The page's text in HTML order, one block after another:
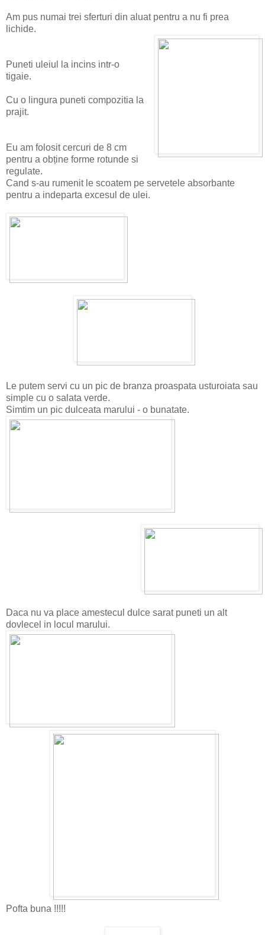
Am pus numai trei sferturi din aluat pentru a nu fi prea
lichide.
Puneti uleiul la incins intr-o
tigaie.
Cu o lingura puneti compozitia la
prajit.
Eu am folosit cercuri de 8 cm
pentru a obține forme rotunde si
regulate.
Cand s-au rumenit le scoatem pe servetele absorbante
pentru a indeparta excesul de ulei.
Le putem servi cu un pic de branza proaspata usturoiata sau
simple cu o salata verde.
Simtim un pic dulceata marului - o bunatate.
Daca nu va place amestecul dulce sarat puneti un alt
dovlecel in locul marului.
Pofta buna !!!!!